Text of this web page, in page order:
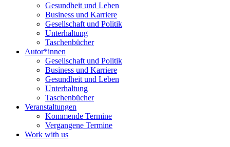
Gesundheit und Leben
Business und Karriere
Gesellschaft und Politik
Unterhaltung
Taschenbücher
Autor*innen
Gesellschaft und Politik
Business und Karriere
Gesundheit und Leben
Unterhaltung
Taschenbücher
Veranstaltungen
Kommende Termine
Vergangene Termine
Work with us